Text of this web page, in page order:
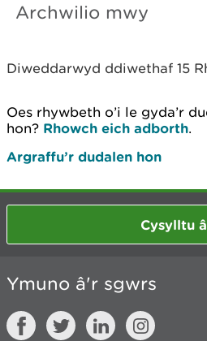
Archwilio mwy
Diweddarwyd ddiwethaf 15
Oes rhywbeth o’i le gyda’r
hon? Rhowch eich adborth.
Argraffu’r dudalen hon
Cysylltu
Ymuno â'r sgwrs